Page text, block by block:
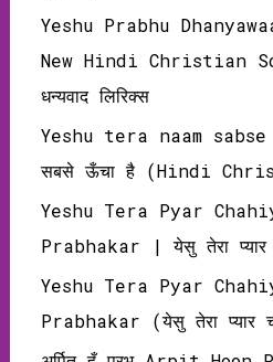
Yeshu Prabhu
New Hindi Christian
धन्‍यवाद लिरिक्‍स
Yeshu tera naam
सबसे ऊँचा है (Hindi
Yeshu Tera Pyar
Prabhakar | येसु तेरा प्यार
Yeshu Tera Pyar
Prabhakar (येसु तेरा प्यार